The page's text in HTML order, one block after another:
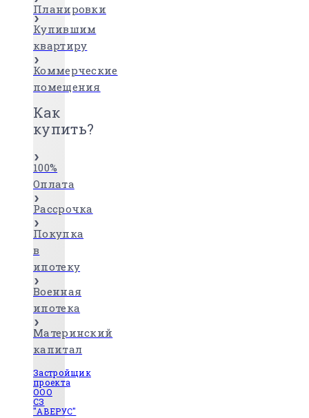
Планировки
Купившим
квартиру
Коммерческие
помещения
Как
купить?
100%
Оплата
Рассрочка
Покупка
в
ипотеку
Военная
ипотека
Материнский
капитал
Застройщик
проекта
ООО
СЗ
"АВЕРУС"